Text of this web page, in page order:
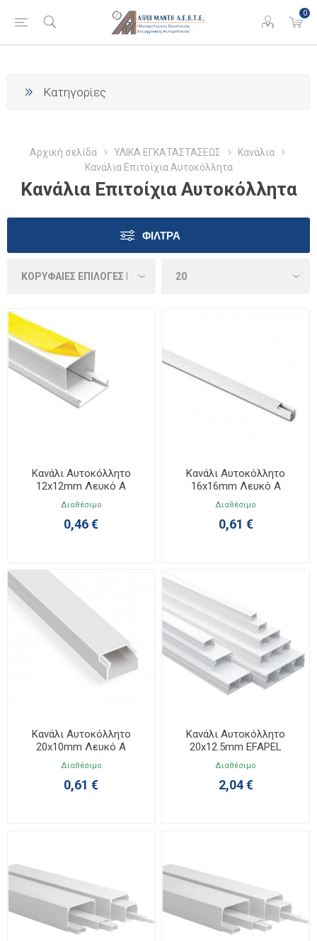
0
Κατηγορίες
Αρχική σελίδα ΥΛΙΚΑ ΕΓΚΑΤΑΣΤΑΣΕΩΣ
Κανάλια
Κανάλια Επιτοίχια Αυτοκόλλητα
Κανάλια Επιτοίχια Αυτοκόλλητα
ΦΊΛΤΡΑ
Κανάλι Αυτοκόλλητο
12x12mm Λευκό A
Ποιότητας
Διαθέσιμο
0,46 €
Κανάλι Αυτοκόλλητο
16x16mm Λευκό A
Ποιότητας
Διαθέσιμο
0,61 €
Κανάλι Αυτοκόλλητο
20x10mm Λευκό A
Ποιότητας
Διαθέσιμο
0,61 €
Κανάλι Αυτοκόλλητο
20x12.5mm EFAPEL
10030FBR
Διαθέσιμο
2,04 €